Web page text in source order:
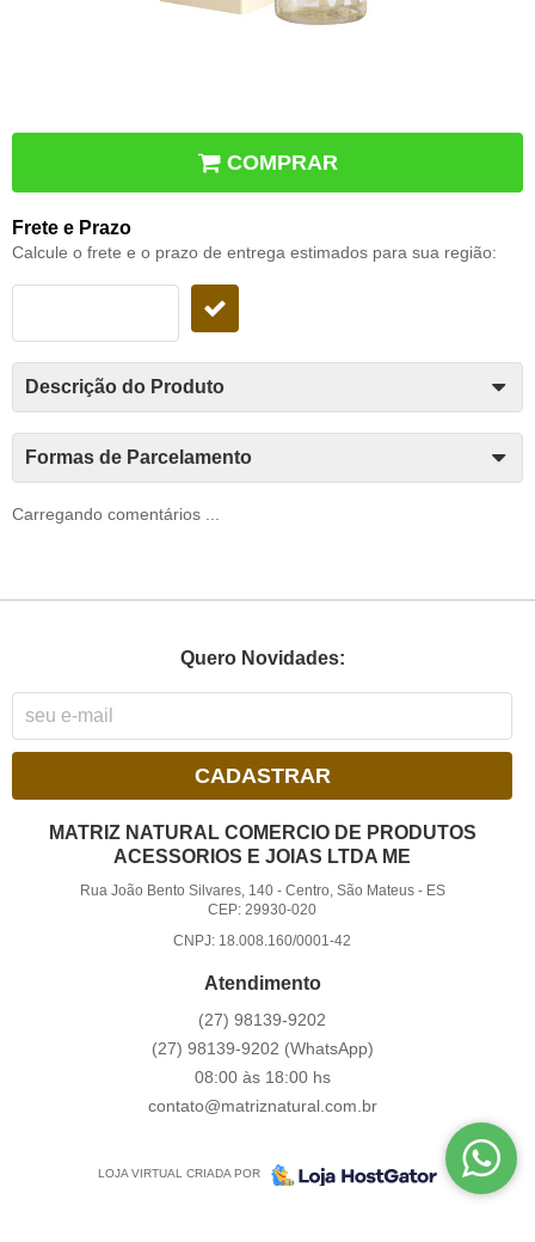
COMPRAR
Frete e Prazo
Calcule o frete e o prazo de entrega estimados para sua região:
Descrição do Produto
Formas de Parcelamento
Carregando comentários ...
Quero Novidades:
CADASTRAR
MATRIZ NATURAL COMERCIO DE PRODUTOS
ACESSORIOS E JOIAS LTDA ME
Rua João Bento Silvares, 140- Centro, São Mateus- ES
CEP: 29930-020
CNPJ: 18.008.160/0001-42
Atendimento
(27) 98139-9202
(27) 98139-9202 (WhatsApp)
08:00 às 18:00 hs
contato@matriznatural.com.br
LOJA VIRTUAL CRIADA POR